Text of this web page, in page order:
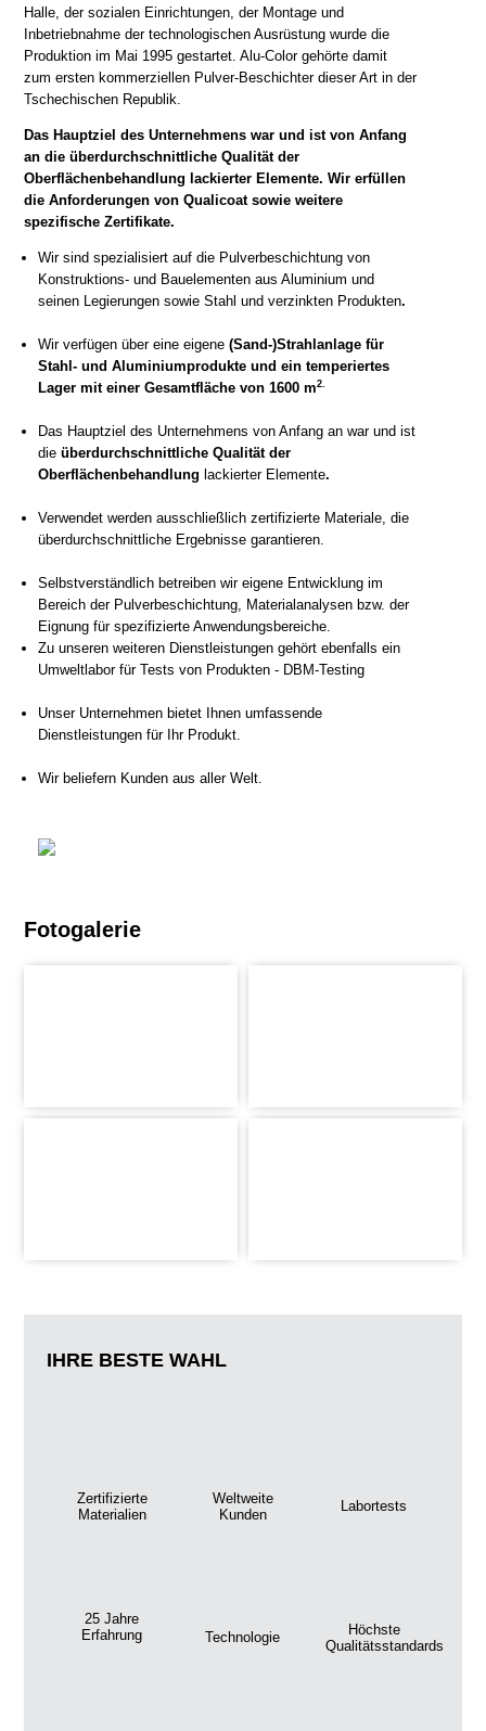
Halle, der sozialen Einrichtungen, der Montage und
Inbetriebnahme der technologischen Ausrüstung wurde die
Produktion im Mai 1995 gestartet. Alu-Color gehörte damit
zum ersten kommerziellen Pulver-Beschichter dieser Art in der
Tschechischen Republik.
Das Hauptziel des Unternehmens war und ist von Anfang
an die überdurchschnittliche Qualität der
Oberflächenbehandlung lackierter Elemente. Wir erfüllen
die Anforderungen von Qualicoat sowie weitere
spezifische Zertifikate.
Wir sind spezialisiert auf die Pulverbeschichtung von
Konstruktions- und Bauelementen aus Aluminium und
seinen Legierungen sowie Stahl und verzinkten Produkten.
Wir verfügen über eine eigene(Sand-)Strahlanlage für
Stahl- und Aluminiumprodukte und ein temperiertes
Lager mit einer Gesamtfläche von 1600 m2
Das Hauptziel des Unternehmens von Anfang an war und ist
dieüberdurchschnittliche Qualität der
Oberflächenbehandlung lackierter Elemente.
Verwendet werden ausschließlich zertifizierte Materiale, die
überdurchschnittliche Ergebnisse garantieren.
Selbstverständlich betreiben wir eigene Entwicklung im
Bereich der Pulverbeschichtung, Materialanalysen bzw. der
Eignung für spezifizierte Anwendungsbereiche.
Zu unseren weiteren Dienstleistungen gehört ebenfalls ein
Umweltlabor für Tests von Produkten - DBM-Testing
Unser Unternehmen bietet Ihnen umfassende
Dienstleistungen für Ihr Produkt.
Wir beliefern Kunden aus aller Welt.
Fotogalerie
IHRE BESTE WAHL
Zertifizierte
Materialien
Weltweite
Kunden
Labortests
25 Jahre
Erfahrung
Technologie
Höchste
Qualitätsstandards